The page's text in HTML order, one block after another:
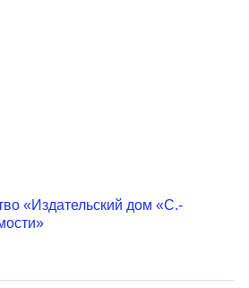
«Издательский дом «С.-